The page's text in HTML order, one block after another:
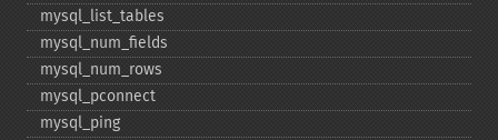
mysql_​list_​tables
mysql_​num_​fields
mysql_​num_​rows
mysql_​pconnect
mysql_​ping